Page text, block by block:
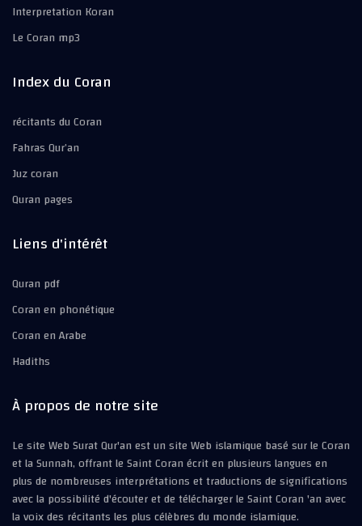
Interpretation Koran
Le Coran mp3
Index du Coran
récitants du Coran
Fahras Qur’an
Juz coran
Quran pages
Liens d'intérêt
Quran pdf
Coran en phonétique
Coran en Arabe
Hadiths
À propos de notre site
Le site Web Surat Qur'an est un site Web islamique basé sur le Coran
et la Sunnah, offrant le Saint Coran écrit en plusieurs langues en
plus de nombreuses interprétations et traductions de significations
avec la possibilité d'écouter et de télécharger le Saint Coran 'an avec
la voix des récitants les plus célèbres du monde islamique.